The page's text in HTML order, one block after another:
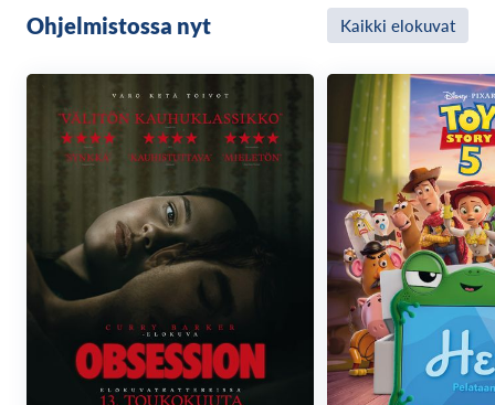
Ohjelmistossa nyt Kaikki elokuvat